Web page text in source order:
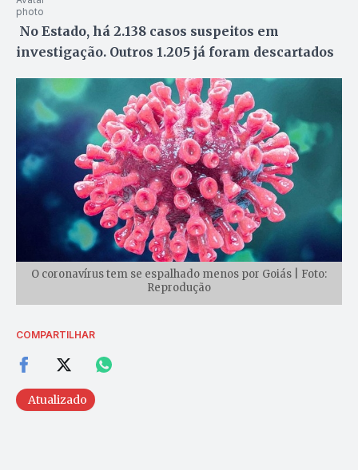
No Estado, há 2.138 casos suspeitos em
investigação. Outros 1.205 já foram descartados
O coronavírus tem se espalhado menos por Goiás | Foto:
Reprodução
COMPARTILHAR
Atualizado